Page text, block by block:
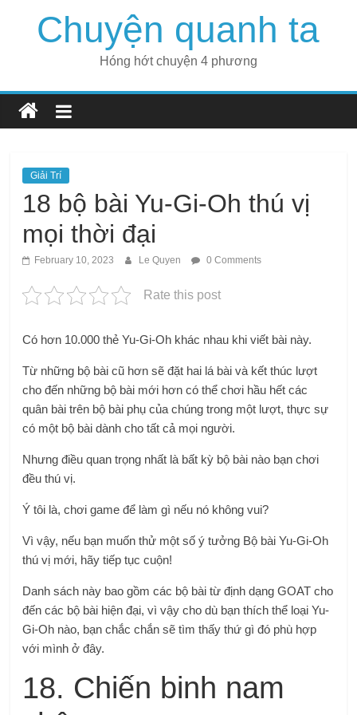
Chuyện quanh ta
Hóng hớt chuyện 4 phương
Giải Trí
18 bộ bài Yu-Gi-Oh thú vị
mọi thời đại
February 10, 2023 Le Quyen 0 Comments
Rate this post
Có hơn 10.000 thẻ Yu-Gi-Oh khác nhau khi viết bài này.
Từ những bộ bài cũ hơn sẽ đặt hai lá bài và kết thúc lượt
cho đến những bộ bài mới hơn có thể chơi hầu hết các
quân bài trên bộ bài phụ của chúng trong một lượt, thực sự
có một bộ bài dành cho tất cả mọi người.
Nhưng điều quan trọng nhất là bất kỳ bộ bài nào bạn chơi
đều thú vị.
Ý tôi là, chơi game để làm gì nếu nó không vui?
Vì vậy, nếu bạn muốn thử một số ý tưởng Bộ bài Yu-Gi-Oh
thú vị mới, hãy tiếp tục cuộn!
Danh sách này bao gồm các bộ bài từ định dạng GOAT cho
đến các bộ bài hiện đại, vì vậy cho dù bạn thích thể loại Yu-
Gi-Oh nào, bạn chắc chắn sẽ tìm thấy thứ gì đó phù hợp
với mình ở đây.
18. Chiến binh nam